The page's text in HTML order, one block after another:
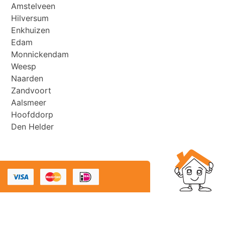
Amstelveen
Hilversum
Enkhuizen
Edam
Monnickendam
Weesp
Naarden
Zandvoort
Aalsmeer
Hoofddorp
Den Helder